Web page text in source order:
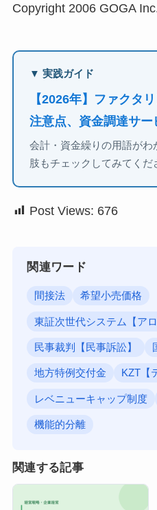
Copyright 2006 GOGA
▼ 実践ガイド
【2026年】ファクタ
注意点、資金調達サ
会計・資金繰りの用語が
肢もチェックしてみてくだ
Post Views: 676
関連ワード
間接法 希望小売価格
東証次世代システム【アロ
民事裁判【民事訴訟】
地方特例交付金 KZT【
レベニューキャップ制度
機能的分離
関連する記事